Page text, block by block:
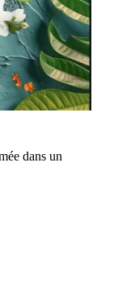
dans un